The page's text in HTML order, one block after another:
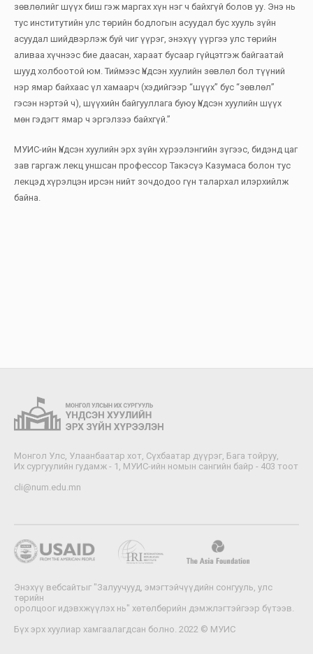
зөвлөлийг шүүх биш гэж маргах хүн нэг ч байхгүй болов уу. Энэ нь
тус институтийн улс төрийн бодлогын асуудал бус хууль зүйн
асуудал шийдвэрлэж буй чиг үүрэг, энэхүү үүргээ улс төрийн
аливаа хүчнээс бие даасан, хараат бусаар гүйцэтгэж байгаатай
шууд холбоотой юм. Тиймээс Үндсэн хуулийн зөвлөл бол түүний
нэр ямар байхаас үл хамаарч (хэдийгээр “шүүх” бус “зөвлөл”
гэсэн нэртэй ч), шүүхийн байгууллага буюу Үндсэн хуулийн шүүх
мөн гэдэгт ямар ч эргэлзээ байхгүй.”
МУИС-ийн Үндсэн хуулийн эрх зүйн хүрээлэнгийн зүгээс, бидэнд цаг
зав гаргаж лекц уншсан профессор Такэсүэ Казумаса болон тус
лекцэд хүрэлцэн ирсэн нийт зочдодоо гүн талархал илэрхийлж
байна.
Монгол Улс, Улаанбаатар хот, Сүхбаатар дүүрэг, Бага тойруу,
Их сургуулийн гудамж - 1, МУИС-ийн номын сангийн байр - 403 тоот
cli@num.edu.mn
Энэхүү вебсайтыг "Залуучууд, эмэгтэйчүүдийн сонгууль, улс
төрийн
оролцоог идэвхжүүлэх нь" хөтөлбөрийн дэмжлэгтэйгээр бүтээв.
Бүх эрх хуулиар хамгаалагдсан болно. 2022 © МУИС